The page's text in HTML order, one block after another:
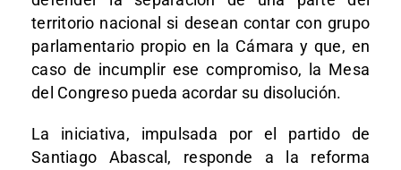
territorio nacional si desean contar con grupo
parlamentario propio en la Cámara y que, en
caso de incumplir ese compromiso, la Mesa
del Congreso pueda acordar su disolución.
La iniciativa, impulsada por el partido de
Santiago Abascal, responde a la reforma